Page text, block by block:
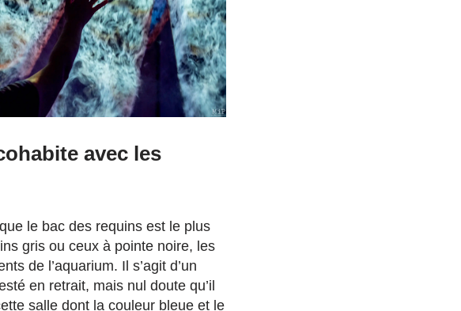
avec les
le bac des requins est le plus
gris ou ceux à pointe noire, les
de l’aquarium. Il s’agit d’un
en retrait, mais nul doute qu’il
salle dont la couleur bleue et le